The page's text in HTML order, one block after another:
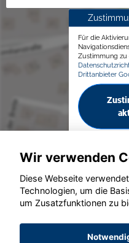
Für die
Zustimmung zu
Drittanbieter
©
Wir verwenden
Diese Webseite
Technologien, um die
um Zusatzfunktionen zu